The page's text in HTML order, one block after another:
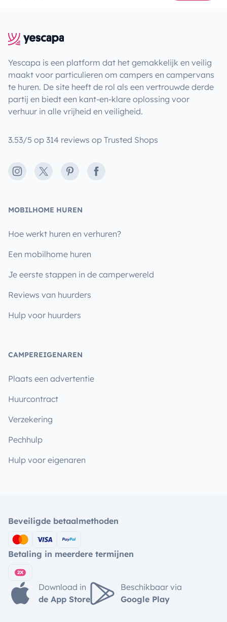
Yescapa is een platform dat het gemakkelijk en veilig
maakt voor particulieren om campers en campervans
te huren. De site heeft de rol als een vertrouwde derde
partij en biedt een kant-en-klare oplossing voor
verhuur in alle vrijheid en veiligheid.
3.53/5 op 314 reviews op Trusted Shops
Instagram
X PinterestFacebook
MOBILHOME HUREN
Hoe werkt huren en verhuren?
Een mobilhome huren
Je eerste stappen in de camperwereld
Reviews van huurders
Hulp voor huurders
CAMPEREIGENAREN
Plaats een advertentie
Huurcontract
Verzekering
Pechhulp
Hulp voor eigenaren
Beveiligde betaalmethoden
Betaling in meerdere termijnen
Download in
de App Store
Beschikbaar via
Google Play